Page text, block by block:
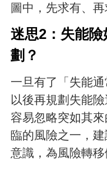
圖中，先求有、再
迷思2：失能
劃？
一旦有了「失能
以後再規劃失能
容易忽略突如其
臨的風險之一，
意識，為風險轉移